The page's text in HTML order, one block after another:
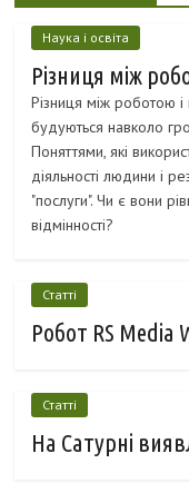
Наука і освіта
Різниця між
Різниця між роботою і
будуються навколо
Поняттями, які
діяльності людини і
"послуги". Чи є вони
відмінності?
Статті
Робот RS Media
Статті
На Сатурні